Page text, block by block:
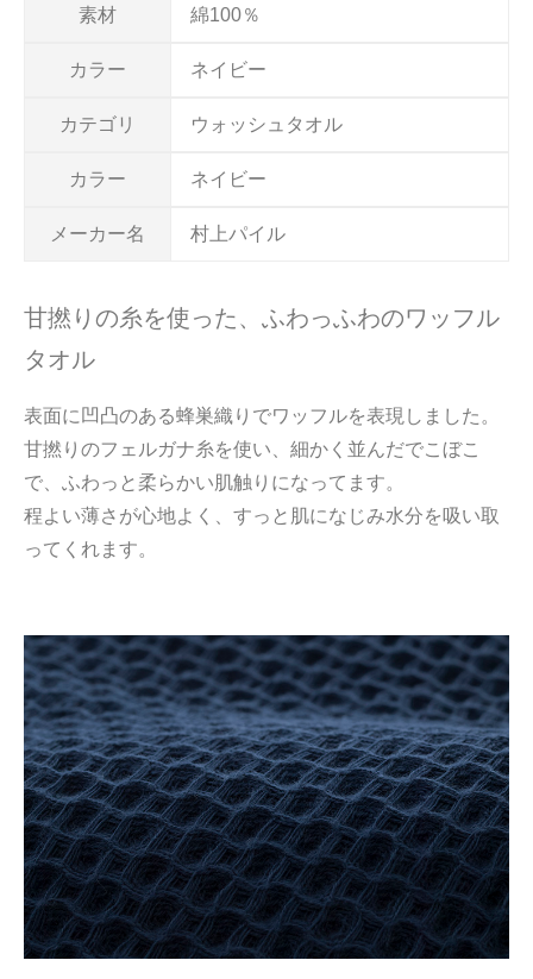
素材 綿100％
カラー ネイビー
カテゴリ ウォッシュタオル
カラー ネイビー
メーカー名 村上パイル
甘撚りの糸を使った、ふわっふわのワッフル
タオル
表面に凹凸のある蜂巣織りでワッフルを表現しました。
甘撚りのフェルガナ糸を使い、細かく並んだでこぼこ
で、ふわっと柔らかい肌触りになってます。
程よい薄さが心地よく、すっと肌になじみ水分を吸い取
ってくれます。